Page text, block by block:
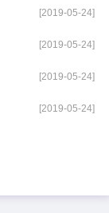
[2019-05-24]
[2019-05-24]
[2019-05-24]
[2019-05-24]